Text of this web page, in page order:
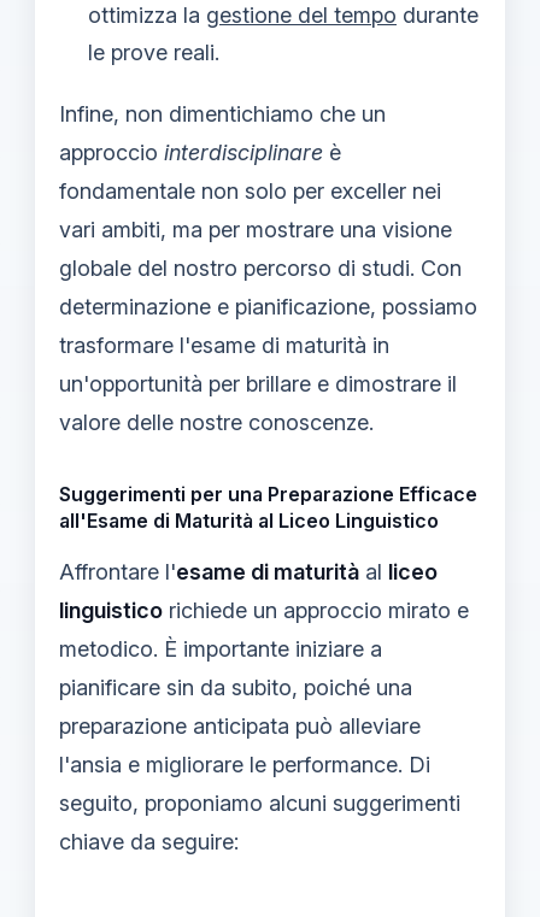
ottimizza la gestione del tempo durante
le prove reali.
Infine, non dimentichiamo che un
approccio interdisciplinare è
fondamentale non solo per exceller nei
vari ambiti, ma per mostrare una visione
globale del nostro percorso di studi. Con
determinazione e pianificazione, possiamo
trasformare l'esame di maturità in
un'opportunità per brillare e dimostrare il
valore delle nostre conoscenze.
Suggerimenti per una Preparazione Efficace
all'Esame di Maturità al Liceo Linguistico
Affrontare l'esame di maturità al liceo
linguistico richiede un approccio mirato e
metodico. È importante iniziare a
pianificare sin da subito, poiché una
preparazione anticipata può alleviare
l'ansia e migliorare le performance. Di
seguito, proponiamo alcuni suggerimenti
chiave da seguire: